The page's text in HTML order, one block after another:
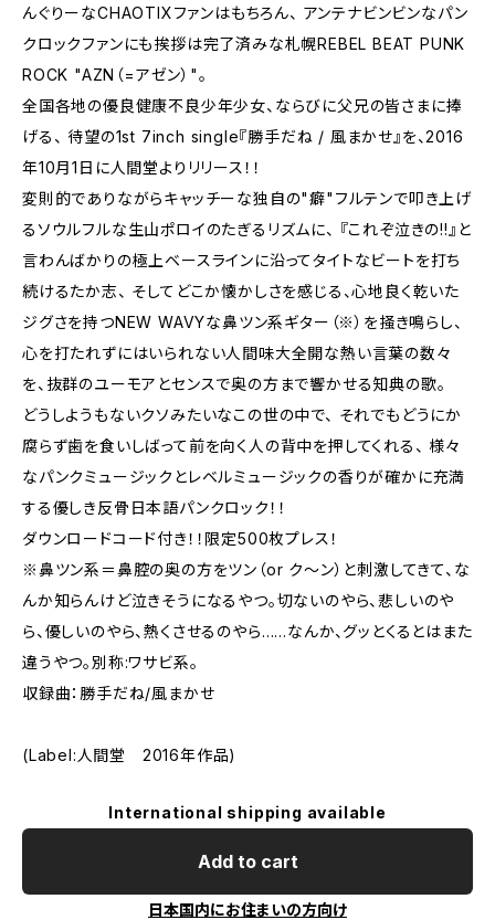
んぐりーなCHAOTIXファンはもちろん、 アンテナビンビンなパン
クロックファンにも挨拶は完了済みな札幌REBEL BEAT PUNK
ROCK "AZN（=アゼン）"。
全国各地の優良健康不良少年少女、ならびに父兄の皆さまに捧
げる、 待望の1st 7inch single『勝手だね / 風まかせ』を、2016
年10月1日に人間堂よりリリース！！
変則的でありながらキャッチーな独自の"癖"フルテンで叩き上げ
るソウルフルな生山ポロイのたぎるリズムに、 『これぞ泣きの!!』と
言わんばかりの極上ベースラインに沿ってタイトなビートを打ち
続けるたか志、 そしてどこか懐かしさを感じる、心地良く乾いた
ジグさを持つNEW WAVYな鼻ツン系ギター（※）を掻き鳴らし、
心を打たれずにはいられない人間味大全開な熱い言葉の数々
を、抜群のユーモアとセンスで奥の方まで響かせる知典の歌。
どうしようもないクソみたいなこの世の中で、 それでもどうにか
腐らず歯を食いしばって前を向く人の背中を押してくれる、 様々
なパンクミュージックとレベルミュージックの香りが確かに充満
する優しき反骨日本語パンクロック！！
ダウンロードコード付き！！限定500枚プレス！
※鼻ツン系＝鼻腔の奥の方をツン（or ク～ン）と刺激してきて、な
んか知らんけど泣きそうになるやつ。切ないのやら、悲しいのや
ら、優しいのやら、熱くさせるのやら……なんか、グッとくるとはまた
違うやつ。別称:ワサビ系。
収録曲：勝手だね/風まかせ
(Label:人間堂 2016年作品)
International shipping available
Add to cart
日本国内にお住まいの方向け